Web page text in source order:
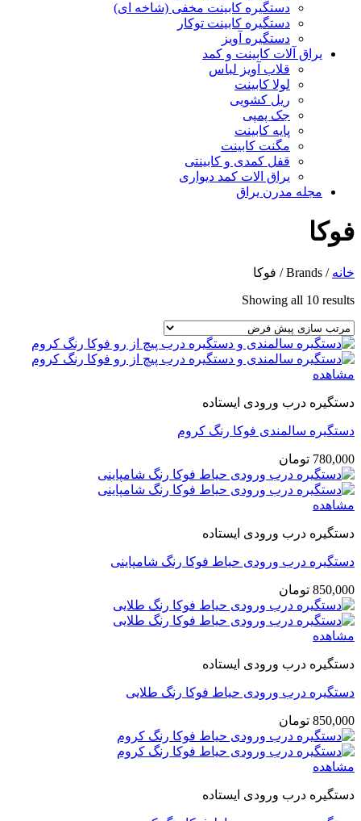
دستگیره کابینت مخفی (شاخه ای)
دستگیره کابینت توکار
دستگیره آویز
یراق آلات کابینت و کمد
قلاب آویز لباس
لولا کابینت
ریل کشویی
جک پمپی
پایه کابینت
مگنت کابینت
قفل کمدی و کابینتی
یراق الات کمد دیواری
مجله مدرن یراق
فوکا
خانه /
/ فوکا
Showing all 10 results
مشاهده
دستگیره درب ورودی ایستاده
دستگیره سالمندی فوکا رنگ کروم
780,000 تومان
مشاهده
دستگیره درب ورودی ایستاده
دستگیره درب ورودی حیاط فوکا رنگ شامپاینی
850,000 تومان
مشاهده
دستگیره درب ورودی ایستاده
دستگیره درب ورودی حیاط فوکا رنگ طلایی
850,000 تومان
مشاهده
دستگیره درب ورودی ایستاده